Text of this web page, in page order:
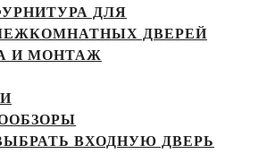
ДЛЯ
ДВЕРЕЙ
И МОНТАЖ
ВХОДНУЮ ДВЕРЬ